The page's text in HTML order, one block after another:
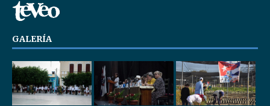
GALERÍA